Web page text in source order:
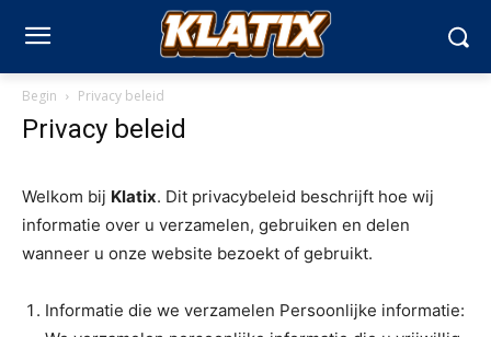
Begin Privacy beleid
Privacy beleid
Welkom bij Klatix. Dit privacybeleid beschrijft hoe wij
informatie over u verzamelen, gebruiken en delen
wanneer u onze website bezoekt of gebruikt.
Informatie die we verzamelen Persoonlijke informatie: